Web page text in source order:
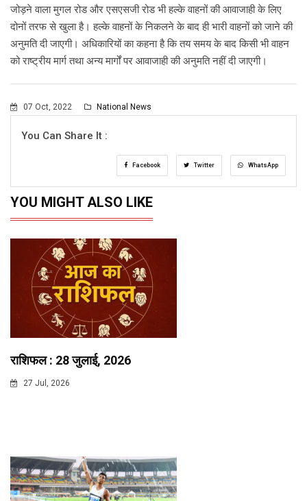
जोड़ने वाला मुगल रोड और एसएसजी रोड भी हल्के वाहनों की आवाजाही के लिए
दोनों तरफ से खुला है। हल्के वाहनों के निकलने के बाद ही भारी वाहनों को जाने की
अनुमति दी जाएगी। अधिकारियों का कहना है कि तय समय के बाद किसी भी वाहन
को राष्ट्रीय मार्ग तथा अन्य मार्गों पर आवाजाही की अनुमति नहीं दी जाएगी।
07 Oct, 2022 National News
You Can Share It :
Facebook Twitter WhatsApp
YOU MIGHT ALSO LIKE
राशिफल : 28 जुलाई, 2026
27 Jul, 2026